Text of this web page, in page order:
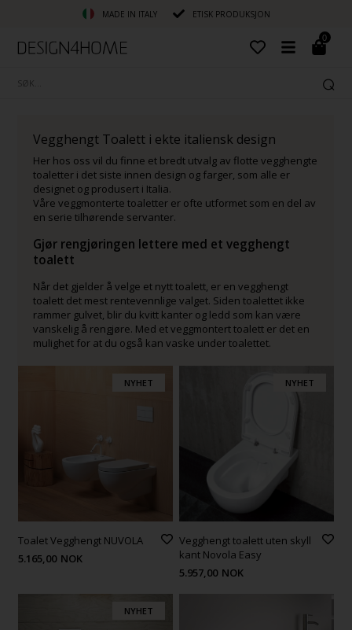
MADE IN ITALY ETISK PRODUKSJON
0
Vegghengt Toalett i ekte italiensk design
Her hos oss vil du finne et bredt utvalg av flotte vegghengte
toaletter i det siste innen design og farger, som alle er
designet og produsert i Italia.
Våre veggmonterte toaletter er ofte utformet som en del av
en serie tilhørende servanter.
Gjør rengjøringen lettere med et vegghengt
toalett
Når det gjelder å velge et nytt toalett, er en vegghengt
toalett det mest rentevennlige valget. Siden toalettet ikke
rammer gulvet, blir du kvitt kanter og ledd som kan være
vanskelig å rengjøre. Med et veggmontert toalett er det en
mulighet for at du også kan vaske under toalettet.
NYHET
Toalet Vegghengt NUVOLA
5.165,00 NOK
NYHET
Vegghengt toalett uten skyll
kant Novola Easy
5.957,00 NOK
NYHET